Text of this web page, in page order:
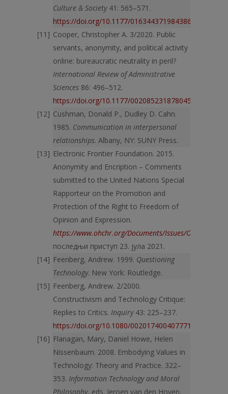
Culture & Society41: 565–571.
https://doi.org/10.1177/0163443719843867
Cooper, Christopher A. 3/2020. Public
servants, anonymity, and political activity
online: bureaucratic neutrality in peril?
International Review of Administrative
Sciences 86: 496–512.
https://doi.org/10.1177/0020852318780452
Cushman, Donald P., Dudley D. Cahn.
1985. Communication in inter­personal
relationships. Albany, NY: SUNY Press.
Electronic Frontier Foundation. 2015.
Anonymity and Encription – Comments
submitted to the United Nations Special
Rapporteur on the Promotion and
Protection of the Right to Freedom of
Opinion and Expression.
https://www.ohchr.org/Documents/Issues/Opinion/
последњи приступ 23. јула 2021.
Feenberg, Andrew. 1999. Questioning
Technology. New York: Routledge.
Feenberg, Andrew. 2/2000.
Constructivism and Technology Critique:
Replies to Critics. Inquiry43: 225–237.
https://doi.org/10.1080/002017400407771
Flanagan, Mary, Daniel Howe, Helen
Nissenbaum. 2008. Embodying Values in
Technology: Theory and Practice. 322–
353. Information Technology and Moral
Philosophy, eds. Jeroen van den Hoven,